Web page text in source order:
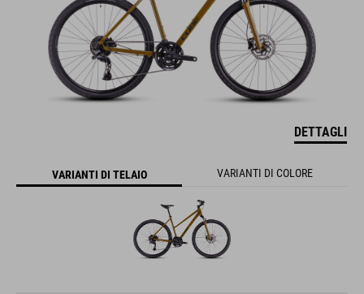
DETTAGLI
VARIANTI DI TELAIO VARIANTI DI COLORE